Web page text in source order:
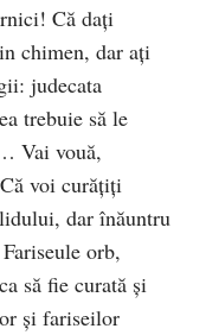
Că dați
chimen, dar ați
judecata
trebuie să le
Vai vouă,
voi curățiți
dar înăuntru
orb,
să fie curată și
și fariseilor